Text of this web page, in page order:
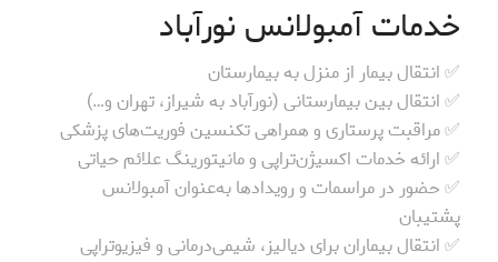
خدمات آمبولانس نورآباد
✅ انتقال بیمار از منزل به بیمارستان
✅ انتقال بین بیمارستانی (نورآباد به شیراز، تهران و…)
✅ مراقبت پرستاری و همراهی تکنسین فوریت‌های پزشکی
✅ ارائه خدمات اکسیژن‌تراپی و مانیتورینگ علائم حیاتی
✅ حضور در مراسمات و رویدادها به‌عنوان آمبولانس
پشتیبان
✅ انتقال بیماران برای دیالیز، شیمی‌درمانی و فیزیوتراپی